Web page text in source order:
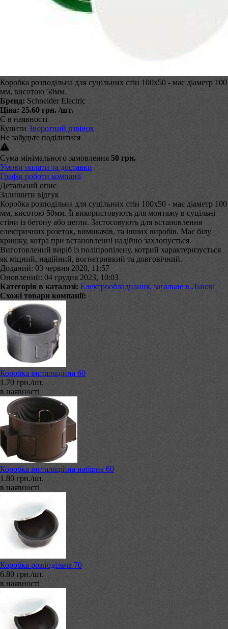
Коробка розподільна для суцільних стін 100х50 - має діаметр 100
мм, висотою 50мм.
Бренд: Schneider Electric
Ціна: 25.60 грн. /шт.
Є в наявності
Купити Зворотний дзвінок
Не забудьте поділитися
Сума мінімального замовлення 50 грн.
Умови оплати та доставки
Графік роботи компанії
Детальний опис
Залишити відгук
Коробка розподільна для суцільних стін 100х50 - має діаметр 100
мм, висотою 50мм. Її використовують для монтажу в суцільні
стіни із бетону або цегли. Застосовують для встановлення
електричних розеток, вимикачів, та інших виробів. Має білу
кришку, котра при встановленні надійно захлопується.
Виготовлений виріб із поліпропілену, котрий характеризується
як міцний, надійний, вогнетривкий та довговічний.
Доданий: 03 червня 2020, 11:57
Оновлений: 04 грудня 2023, 10:03
Категорія в каталозі: Електрообладнання, загальне в Львові
Схожі товари компанії:
Коробка інсталяційна 60
1.70 грн./шт.
в наявності
Коробка інсталяційна набірна 60
1.80 грн./шт.
в наявності
Коробка розподільча 70
6.80 грн./шт.
в наявності